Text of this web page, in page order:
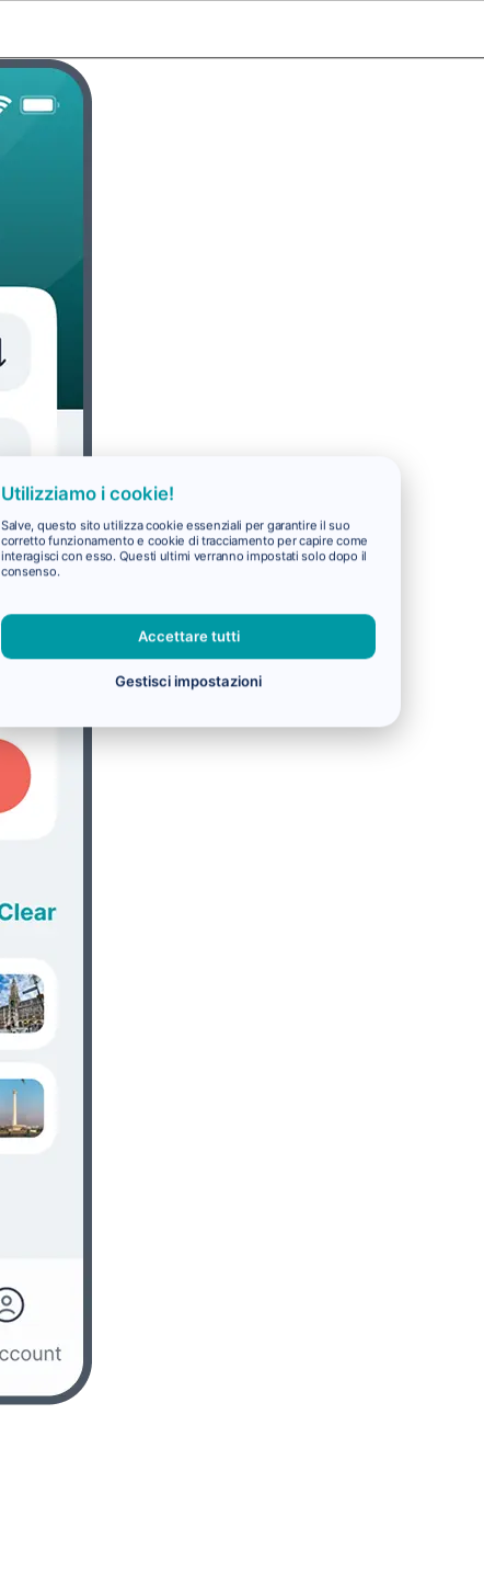
Utilizziamo i cookie!
Salve, questo sito utilizza cookie essenziali per garantire il suo
corretto funzionamento e cookie di tracciamento per capire come
interagisci con esso. Questi ultimi verranno impostati solo dopo il
consenso.
Accettare tutti
Gestisci impostazioni